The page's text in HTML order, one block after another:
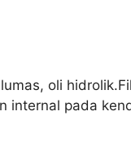
oli
internal pada